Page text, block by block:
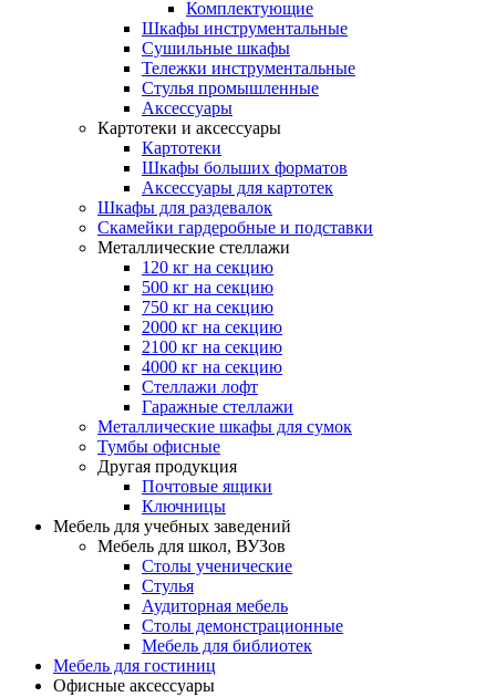
Комплектующие
Шкафы инструментальные
Сушильные шкафы
Тележки инструментальные
Стулья промышленные
Аксессуары
Картотеки и аксессуары
Картотеки
Шкафы больших форматов
Аксессуары для картотек
Шкафы для раздевалок
Скамейки гардеробные и подставки
Металлические стеллажи
120 кг на секцию
500 кг на секцию
750 кг на секцию
2000 кг на секцию
2100 кг на секцию
4000 кг на секцию
Стеллажи лофт
Гаражные стеллажи
Металлические шкафы для сумок
Тумбы офисные
Другая продукция
Почтовые ящики
Ключницы
Мебель для учебных заведений
Мебель для школ, ВУЗов
Столы ученические
Стулья
Аудиторная мебель
Столы демонстрационные
Мебель для библиотек
Мебель для гостиниц
Офисные аксессуары